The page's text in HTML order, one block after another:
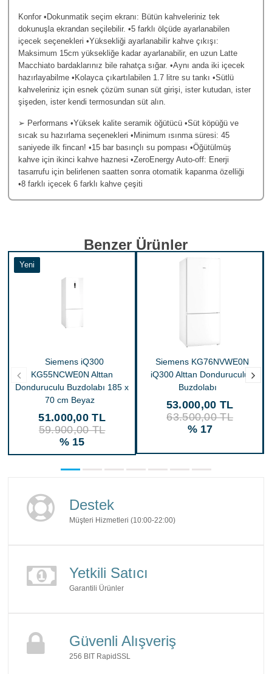
Konfor •Dokunmatik seçim ekranı: Bütün kahveleriniz tek
dokunuşla ekrandan seçilebilir. •5 farklı ölçüde ayarlanabilen
içecek seçenekleri •Yüksekliği ayarlanabilir kahve çıkışı:
Maksimum 15cm yüksekliğe kadar ayarlanabilir, en uzun Latte
Macchiato bardaklarınız bile rahatça sığar. •Aynı anda iki içecek
hazırlayabilme •Kolayca çıkartılabilen 1.7 litre su tankı •Sütlü
kahveleriniz için esnek çözüm sunan süt girişi, ister kutudan, ister
şişeden, ister kendi termosundan süt alın.
➢ Performans •Yüksek kalite seramik öğütücü •Süt köpüğü ve
sıcak su hazırlama seçenekleri •Minimum ısınma süresi: 45
saniyede ilk fincan! •15 bar basınçlı su pompası •Öğütülmüş
kahve için ikinci kahve haznesi •ZeroEnergy Auto-off: Enerji
tasarrufu için belirlenen saatten sonra otomatik kapanma özelliği
•8 farklı içecek 6 farklı kahve çeşiti
Benzer Ürünler
Siemens iQ300
KG55NCWE0N Alttan
Donduruculu Buzdolabı 185 x
70 cm Beyaz
51.000,00 TL
59.900,00 TL
% 15
Yeni
Siemens KG76NVWE0N
iQ300 Alttan Donduruculu
Buzdolabı
53.000,00 TL
63.500,00 TL
% 17
Destek
Müşteri Hizmetleri (10:00-22:00)
Yetkili Satıcı
Garantili Ürünler
Güvenli Alışveriş
256 BIT RapidSSL